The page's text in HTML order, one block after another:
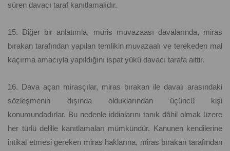
süren davacı taraf kanıtlamalıdır.
15. Diğer bir anlatımla, muris muvazaası davalarında, miras
bırakan tarafından yapılan temlikin muvazaalı ve terekeden mal
kaçırma amacıyla yapıldığını ispat yükü davacı tarafa aittir.
16. Dava açan mirasçılar, miras bırakan ile davalı arasındaki
sözleşmenin dışında olduklarından üçüncü kişi
konumundadırlar. Bu nedenle iddialarını tanık dâhil olmak üzere
her türlü delille kanıtlamaları mümkündür. Kanunen kendilerine
intikal etmesi gereken miras haklarına, miras bırakan tarafından